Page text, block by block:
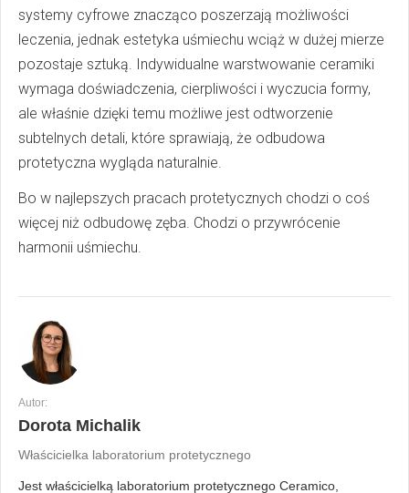
systemy cyfrowe znacząco poszerzają możliwości
leczenia, jednak estetyka uśmiechu wciąż w dużej mierze
pozostaje sztuką. Indywidualne warstwowanie ceramiki
wymaga doświadczenia, cierpliwości i wyczucia formy,
ale właśnie dzięki temu możliwe jest odtworzenie
subtelnych detali, które sprawiają, że odbudowa
protetyczna wygląda naturalnie.
Bo w najlepszych pracach protetycznych chodzi o coś
więcej niż odbudowę zęba. Chodzi o przywrócenie
harmonii uśmiechu.
Autor:
Dorota Michalik
Właścicielka laboratorium protetycznego
Jest właścicielką laboratorium protetycznego Ceramico,